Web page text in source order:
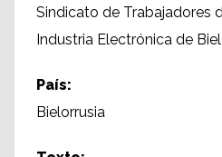
Sindicato de Trabajadores
Industria Electrónica de
País:
Bielorrusia